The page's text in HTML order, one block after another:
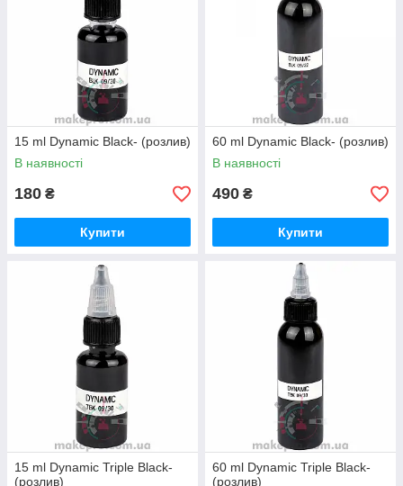
15 ml Dynamic Black- (розлив)
В наявності
180 ₴
Купити
60 ml Dynamic Black- (розлив)
В наявності
490 ₴
Купити
15 ml Dynamic Triple Black-
(розлив)
60 ml Dynamic Triple Black-
(розлив)